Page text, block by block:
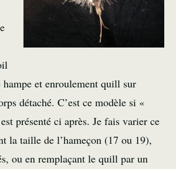
et enroulement quill sur
détaché. C’est ce modèle si «
présenté ci après. Je fais varier ce
la taille de l’hameçon (17 ou 19),
ou en remplaçant le quill par un